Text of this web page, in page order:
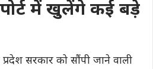
में खुलेंगे कई बड़े
सरकार को सौंपी जाने वाली